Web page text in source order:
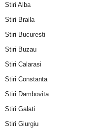
Stiri Alba
Stiri Braila
Stiri Bucuresti
Stiri Buzau
Stiri Calarasi
Stiri Constanta
Stiri Dambovita
Stiri Galati
Stiri Giurgiu